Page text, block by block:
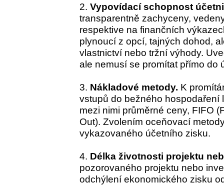
2. Vypovídací schopnost
transparentně zachyceny,
respektive na finančních
plynoucí z opcí, tajných dohod,
vlastnictví nebo tržní výhody.
ale nemusí se promítat přímo do
3. Nákladové metody. K
vstupů do bežného
mezi nimi průměrné ceny, FIFO
Out). Zvolením oceňovací
vykazovaného účetního zisku.
4. Délka životnosti projektu
pozorovaného projektu nebo
odchýlení ekonomického zisku